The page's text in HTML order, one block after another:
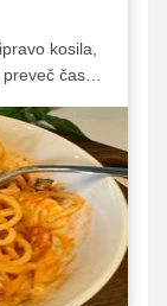
kosila,
časa v